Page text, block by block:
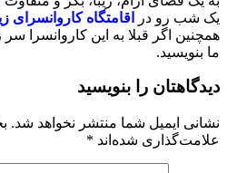
یک شب رو در
اقامتگاه کاروانسرای
همچنین اگر قبلا به این کاروانسرا سر
ما بنویسید.
دیدگاهتان را بنویسید
نشانی ایمیل شما منتشر نخواهد شد.
علامت‌گذاری شده‌اند *